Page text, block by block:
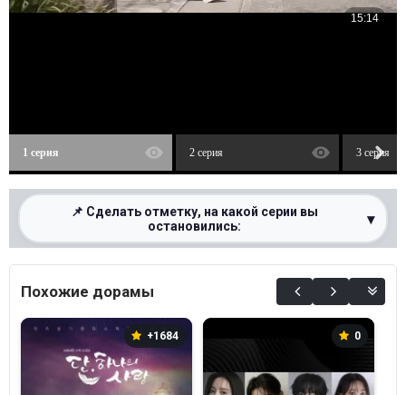
1 серия 2 серия 3 серия
📌 Сделать отметку, на какой серии вы
остановились:
▾
0%
Похожие дорамы
+1684 0